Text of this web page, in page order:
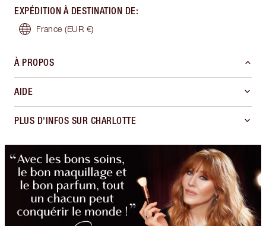
EXPÉDITION À DESTINATION DE:
France (EUR €)
À PROPOS
AIDE
PLUS D'INFOS SUR CHARLOTTE